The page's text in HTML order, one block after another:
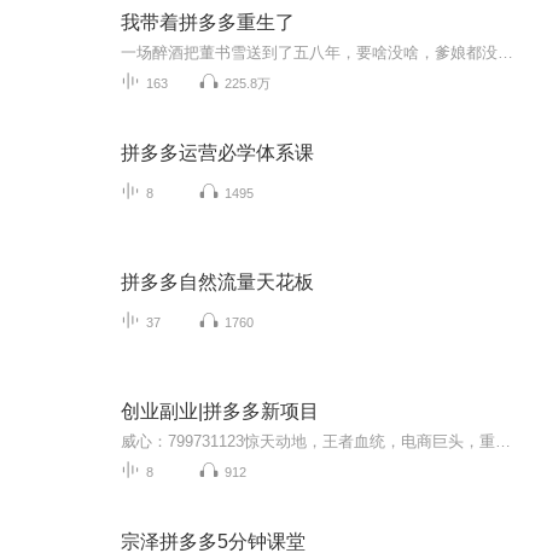
我带着拼多多重生了
163 225.8万
拼多多运营必学体系课
8 1495
拼多多自然流量天花板
37 1760
创业副业|拼多多新项目
8 912
宗泽拼多多5分钟课堂